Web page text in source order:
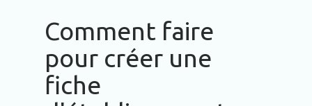
Comment faire
pour créer une
fiche